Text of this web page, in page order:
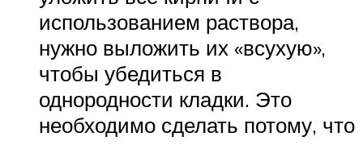
использованием раствора,
нужно выложить их «всухую»,
чтобы убедиться в
однородности кладки. Это
необходимо сделать потому, что